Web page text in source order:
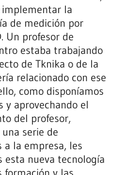
la
de medición por
Un profesor de
estaba trabajando
de Tknika o de la
relacionado con ese
como disponíamos
y aprovechando el
del profesor,
serie de
a la empresa, les
esta nueva tecnología